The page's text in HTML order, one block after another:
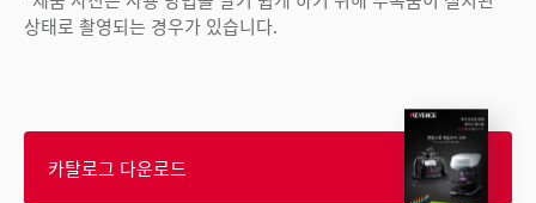
상태로 촬영되는 경우가 있습니다.
카탈로그 다운로드